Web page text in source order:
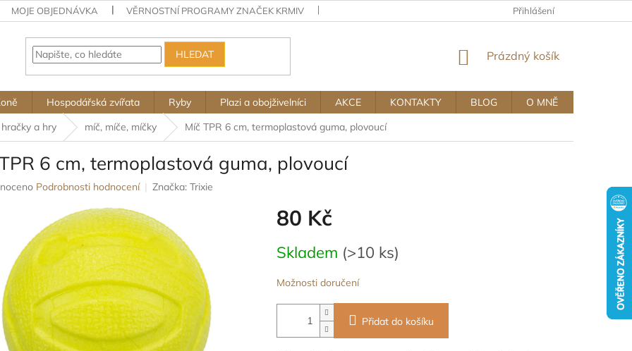
MOJE OBJEDNÁVKA VĚRNOSTNÍ PROGRAMY ZNAČEK KRMIV OBCHODNÍ A REKLAMAČNÍ PODMÍNKY
Přihlášení
HLEDAT
NÁKUPNÍ
Prázdný košík
Hospodářská zvířata Ryby Plazi a obojživelníci AKCE KONTAKTY BLOG
O MNĚ
hračky a hry míč, míče, míčky Míč TPR 6 cm, termoplastová guma, plovoucí
6 cm, termoplastová guma, plovoucí
Podrobnosti hodnocení Značka: Trixie
80 Kč
cena:
Skladem (>10 ks)
Možnosti doručení
Přidat do košíku